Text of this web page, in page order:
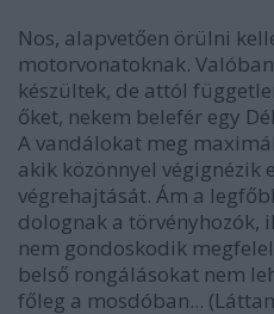
Nos, alapvetően örülni
motorvonatoknak.
készültek, de attól
őket, nekem belefér egy
A vandálokat meg
akik közönnyel végignézik
végrehajtását. Ám a
dolognak a törvényhozók,
nem gondoskodik
belső rongálásokat nem
főleg a mosdóban...